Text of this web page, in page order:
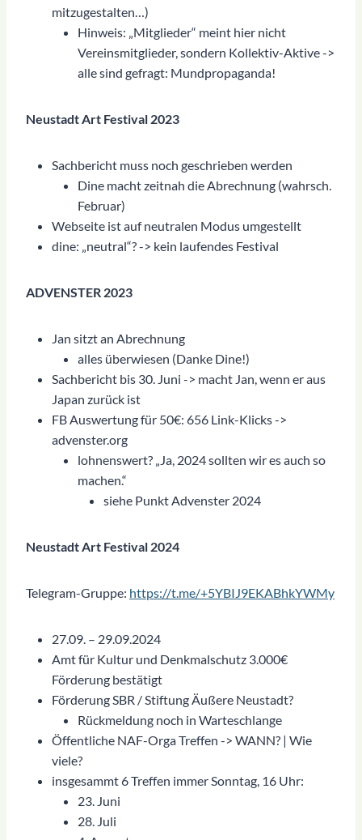
mitzugestalten…)
Hinweis: „Mitglieder“ meint hier nicht
Vereinsmitglieder, sondern Kollektiv-Aktive ->
alle sind gefragt: Mundpropaganda!
Neustadt Art Festival 2023
Sachbericht muss noch geschrieben werden
Dine macht zeitnah die Abrechnung (wahrsch.
Februar)
Webseite ist auf neutralen Modus umgestellt
dine: „neutral“? -> kein laufendes Festival
ADVENSTER 2023
Jan sitzt an Abrechnung
alles überwiesen (Danke Dine!)
Sachbericht bis 30. Juni -> macht Jan, wenn er aus
Japan zurück ist
FB Auswertung für 50€: 656 Link-Klicks ->
advenster.org
lohnenswert? „Ja, 2024 sollten wir es auch so
machen.“
siehe Punkt Advenster 2024
Neustadt Art Festival 2024
Telegram-Gruppe: https://t.me/+5YBIJ9EKABhkYWMy
27.09. – 29.09.2024
Amt für Kultur und Denkmalschutz 3.000€
Förderung bestätigt
Förderung SBR / Stiftung Äußere Neustadt?
Rückmeldung noch in Warteschlange
Öffentliche NAF-Orga Treffen -> WANN? | Wie
viele?
insgesammt 6 Treffen immer Sonntag, 16 Uhr:
23. Juni
28. Juli